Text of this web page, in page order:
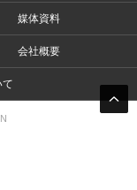
媒体資料
会社概要